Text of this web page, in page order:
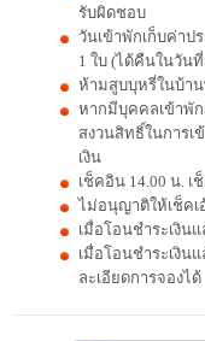
รับผิดชอบ
วันเข้าพักเก็บค่าป
1 ใบ (ได้คืนในวัน
ห้ามสูบบุหรี่ในบ้า
หากมีบุคคลเข้าพัก
สงวนสิทธิ์ในการ
เงิน
เช็คอิน 14.00 น. เ
ไม่อนุญาติให้เช็คเ
เมื่อโอนชำระเงิน
เมื่อโอนชำระเงิน
ละเอียดการจองได้